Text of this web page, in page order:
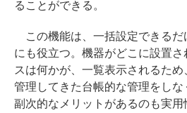
ることができる。
この機能は、一括設定できるだ
にも役立つ。機器がどこに設置
スは何かが、一覧表示されるた
管理してきた台帳的な管理をし
副次的なメリットがあるのも実